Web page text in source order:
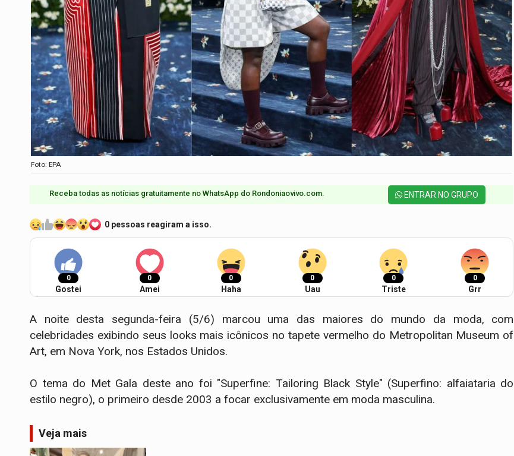
Foto: EPA
Receba todas as notícias gratuitamente no WhatsApp do Rondoniaovivo.com.​ ENTRAR NO GRUPO
0 pessoas reagiram a isso.
0
Gostei
0
Amei
0
Haha
0
Uau
0
Triste
0
Grr
A noite desta segunda-feira (5/6) marcou uma das maiores do mundo da moda, com
celebridades exibindo seus looks mais icônicos no tapete vermelho do Metropolitan Museum of
Art, em Nova York, nos Estados Unidos.
O tema do Met Gala deste ano foi "Superfine: Tailoring Black Style" (Superfino: alfaiataria do
estilo negro), o primeiro desde 2003 a focar exclusivamente em moda masculina.
Veja mais